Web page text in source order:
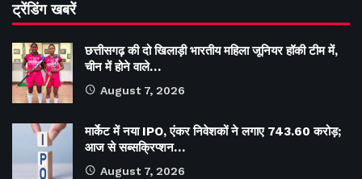
ट्रेंडिंग खबरें
छत्तीसगढ़ की दो खिलाड़ी भारतीय महिला जूनियर हॉकी टीम में,
चीन में होने वाले…
August 7, 2026
मार्केट में नया IPO, एंकर निवेशकों ने लगाए 743.60 करोड़;
आज से सब्सक्रिप्शन…
August 7, 2026